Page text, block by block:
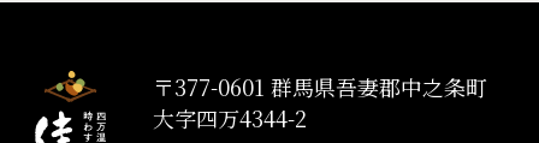
〒377-0601 群馬県吾妻郡中之条町
大字四万4344-2